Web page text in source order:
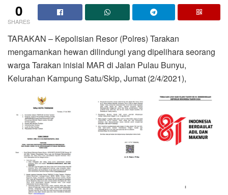
0
SHARES
TARAKAN – Kepolisian Resor (Polres) Tarakan
mengamankan hewan dilindungi yang dipelihara seorang
warga Tarakan inisial MAR di Jalan Pulau Bunyu,
Kelurahan Kampung Satu/Skip, Jumat (2/4/2021),